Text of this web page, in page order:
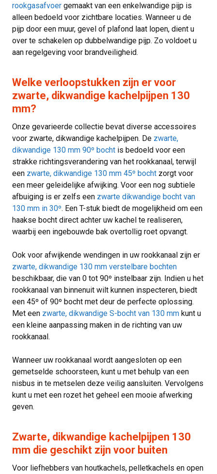
rookgasafvoer gemaakt van een enkelwandige pijp is
alleen bedoeld voor zichtbare locaties. Wanneer u de
pijp door een muur, gevel of plafond laat lopen, dient u
over te schakelen op dubbelwandige pijp. Zo voldoet u
aan regelgeving voor brandveiligheid.
Welke verloopstukken zijn er voor
zwarte, dikwandige kachelpijpen 130
mm?
Onze gevarieerde collectie bevat diverse accessoires
voor zwarte, dikwandige kachelpijpen. De zwarte,
dikwandige 130 mm 90º bocht is bedoeld voor een
strakke richtingsverandering van het rookkanaal, terwijl
een zwarte, dikwandige 130 mm 45º bocht zorgt voor
een meer geleidelijke afwijking. Voor een nog subtiele
afbuiging is er zelfs een zwarte dikwandige bocht van
130 mm in 30º. Een T-stuk biedt de mogelijkheid om een
haakse bocht direct achter uw kachel te realiseren,
waarbij een ingebouwde bak overtollig roet opvangt.
Ook voor afwijkende wendingen in uw rookkanaal zijn er
zwarte, dikwandige 130 mm verstelbare bochten
beschikbaar, die van 0 tot 90º instelbaar zijn. Indien u het
rookkanaal van binnenuit wilt kunnen inspecteren, biedt
een 45º of 90º bocht met deur de perfecte oplossing.
Met een zwarte, dikwandige S-bocht van 130 mm kunt u
een kleine aanpassing maken in de richting van uw
rookkanaal.
Wanneer uw rookkanaal wordt aangesloten op een
gemetselde schoorsteen, kunt u met behulp van een
nisbus in te metselen deze veilig aansluiten. Vervolgens
kunt u met een rozet het geheel een mooie afwerking
geven.
Zwarte, dikwandige kachelpijpen 130
mm die geschikt zijn voor buiten
Voor liefhebbers van houtkachels, pelletkachels en open